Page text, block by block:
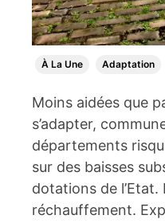
À La Une Adaptation
Moins aidées que
s’adapter,
départements
sur des baisses
dotations de l’Etat.
réchauffement.